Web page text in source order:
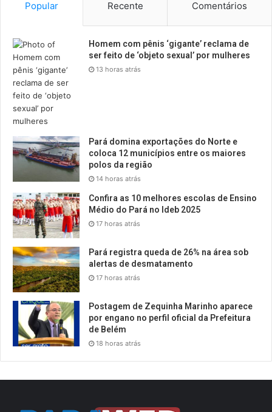
Popular Recente Comentários
Homem com pênis ‘gigante’ reclama de
ser feito de ‘objeto sexual’ por mulheres
13 horas atrás
Pará domina exportações do Norte e
coloca 12 municípios entre os maiores
polos da região
14 horas atrás
Confira as 10 melhores escolas de Ensino
Médio do Pará no Ideb 2025
17 horas atrás
Pará registra queda de 26% na área sob
alertas de desmatamento
17 horas atrás
Postagem de Zequinha Marinho aparece
por engano no perfil oficial da Prefeitura
de Belém
18 horas atrás